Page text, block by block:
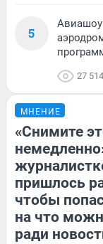
5
27 514
МНЕНИЕ
«Снимите
пришлось
чтобы
на что
ради